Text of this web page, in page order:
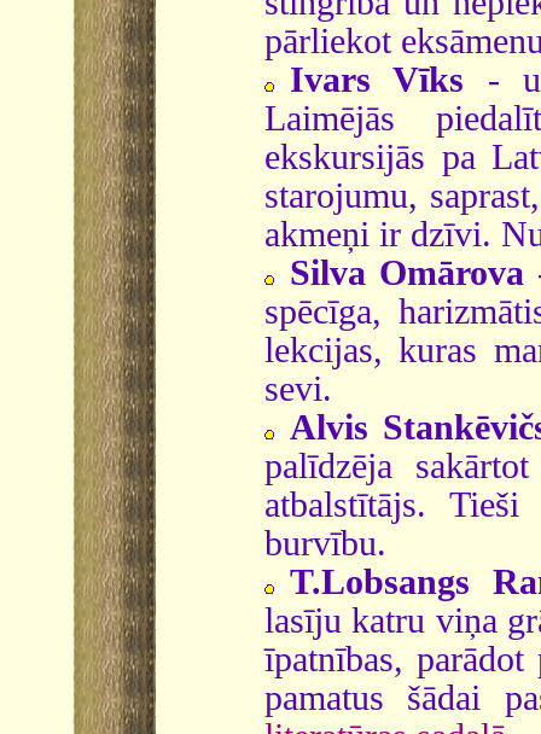
pārliekot
Ivars Vīks -
Laimējās
ekskursijās pa
starojumu,
akmeņi ir dzīvi.
Silva Omārova
spēcīga,
lekcijas, kuras
sevi.
Alvis
palīdzēja
atbalstītājs.
burvību.
T.Lobsangs
lasīju katru viņa
īpatnības, parādot
pamatus šādai